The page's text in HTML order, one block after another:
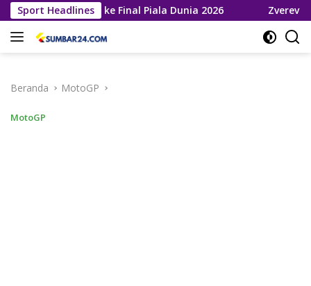
Langsung
ke
konten
Sport Headlines
Melaju ke Final Piala Dunia 2026 Zverev Gagal
Beranda MotoGP
MotoGP